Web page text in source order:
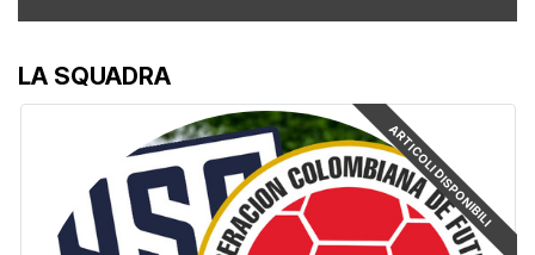
LA SQUADRA
ARTICOLI DISPONIBILI